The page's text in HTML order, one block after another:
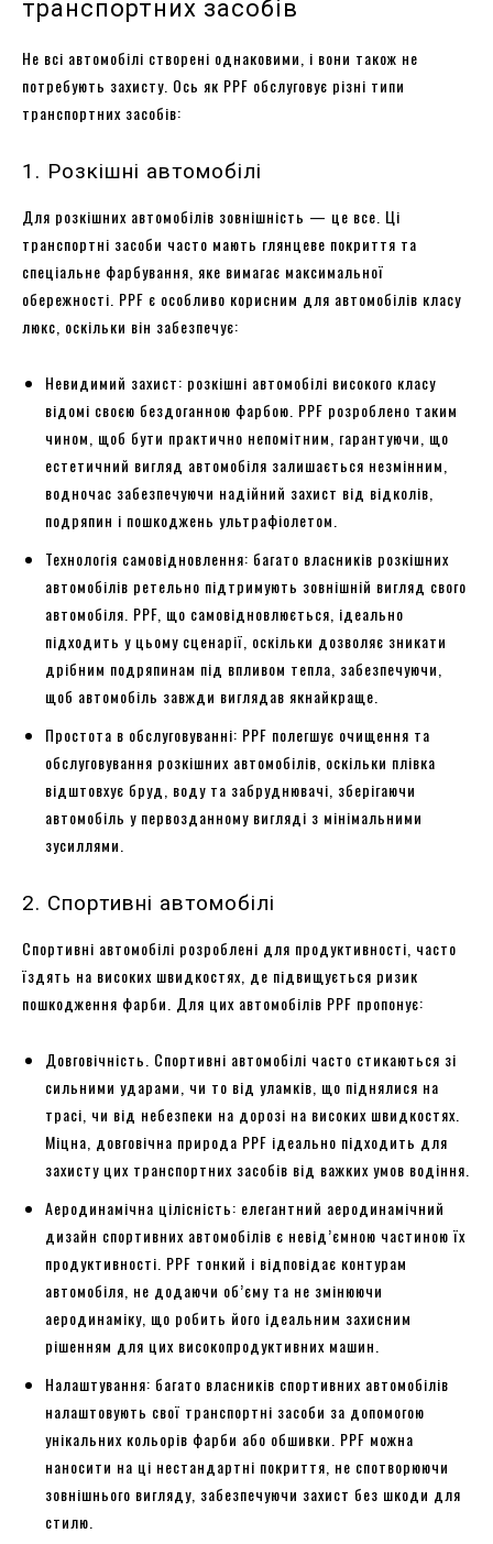
транспортних засобів
Не всі автомобілі створені однаковими, і вони також не
потребують захисту. Ось як PPF обслуговує різні типи
транспортних засобів:
1. Розкішні автомобілі
Для розкішних автомобілів зовнішність — це все. Ці
транспортні засоби часто мають глянцеве покриття та
спеціальне фарбування, яке вимагає максимальної
обережності. PPF є особливо корисним для автомобілів класу
люкс, оскільки він забезпечує:
Невидимий захист: розкішні автомобілі високого класу
відомі своєю бездоганною фарбою. PPF розроблено таким
чином, щоб бути практично непомітним, гарантуючи, що
естетичний вигляд автомобіля залишається незмінним,
водночас забезпечуючи надійний захист від відколів,
подряпин і пошкоджень ультрафіолетом.
Технологія самовідновлення: багато власників розкішних
автомобілів ретельно підтримують зовнішній вигляд свого
автомобіля. PPF, що самовідновлюється, ідеально
підходить у цьому сценарії, оскільки дозволяє зникати
дрібним подряпинам під впливом тепла, забезпечуючи,
щоб автомобіль завжди виглядав якнайкраще.
Простота в обслуговуванні: PPF полегшує очищення та
обслуговування розкішних автомобілів, оскільки плівка
відштовхує бруд, воду та забруднювачі, зберігаючи
автомобіль у первозданному вигляді з мінімальними
зусиллями.
2. Спортивні автомобілі
Спортивні автомобілі розроблені для продуктивності, часто
їздять на високих швидкостях, де підвищується ризик
пошкодження фарби. Для цих автомобілів PPF пропонує:
Довговічність. Спортивні автомобілі часто стикаються зі
сильними ударами, чи то від уламків, що піднялися на
трасі, чи від небезпеки на дорозі на високих швидкостях.
Міцна, довговічна природа PPF ідеально підходить для
захисту цих транспортних засобів від важких умов водіння.
Аеродинамічна цілісність: елегантний аеродинамічний
дизайн спортивних автомобілів є невід’ємною частиною їх
продуктивності. PPF тонкий і відповідає контурам
автомобіля, не додаючи об’єму та не змінюючи
аеродинаміку, що робить його ідеальним захисним
рішенням для цих високопродуктивних машин.
Налаштування: багато власників спортивних автомобілів
налаштовують свої транспортні засоби за допомогою
унікальних кольорів фарби або обшивки. PPF можна
наносити на ці нестандартні покриття, не спотворюючи
зовнішнього вигляду, забезпечуючи захист без шкоди для
стилю.